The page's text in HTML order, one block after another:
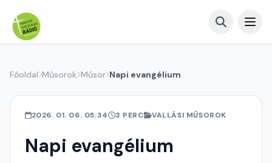
Főoldal Műsorok Műsor Napi evangélium
2026. 01. 06. 05:34 3 PERC VALLÁSI MŰSOROK
Napi evangélium